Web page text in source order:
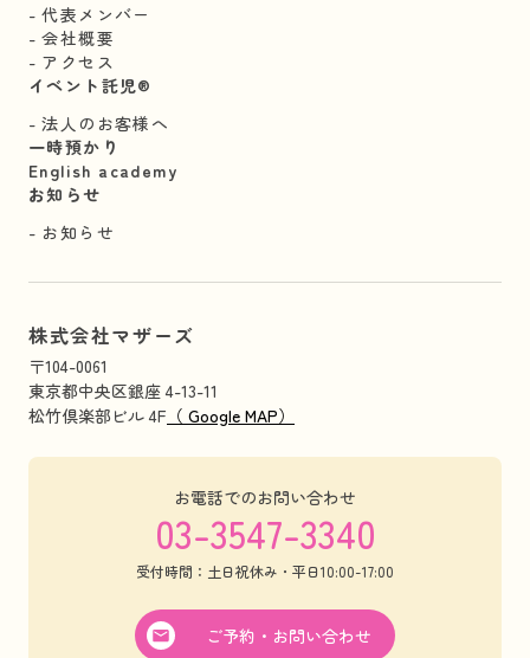
代表メンバー
会社概要
アクセス
イベント託児®︎
法人のお客様へ
一時預かり
English academy
お知らせ
お知らせ
株式会社マザーズ
〒104-0061
東京都中央区銀座 4-13-11
松竹倶楽部ビル 4F （ Google MAP）
お電話でのお問い合わせ
03-3547-3340
受付時間：土日祝休み・平日10:00-17:00
ご予約・お問い合わせ